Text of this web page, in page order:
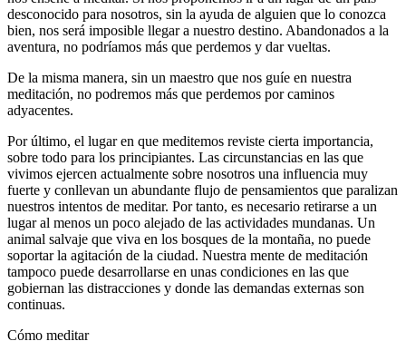
desconocido para nosotros, sin la ayuda de alguien que lo conozca
bien, nos será imposible llegar a nuestro destino. Abandonados a la
aventura, no podríamos más que perdemos y dar vueltas.
De la misma manera, sin un maestro que nos guíe en nuestra
meditación, no podremos más que perdemos por caminos
adyacentes.
Por último, el lugar en que meditemos reviste cierta importancia,
sobre todo para los principiantes. Las circunstancias en las que
vivimos ejercen actualmente sobre nosotros una influencia muy
fuerte y conllevan un abundante flujo de pensamientos que paralizan
nuestros intentos de meditar. Por tanto, es necesario retirarse a un
lugar al menos un poco alejado de las actividades mundanas. Un
animal salvaje que viva en los bosques de la montaña, no puede
soportar la agitación de la ciudad. Nuestra mente de meditación
tampoco puede desarrollarse en unas condiciones en las que
gobiernan las distracciones y donde las demandas externas son
continuas.
Cómo meditar